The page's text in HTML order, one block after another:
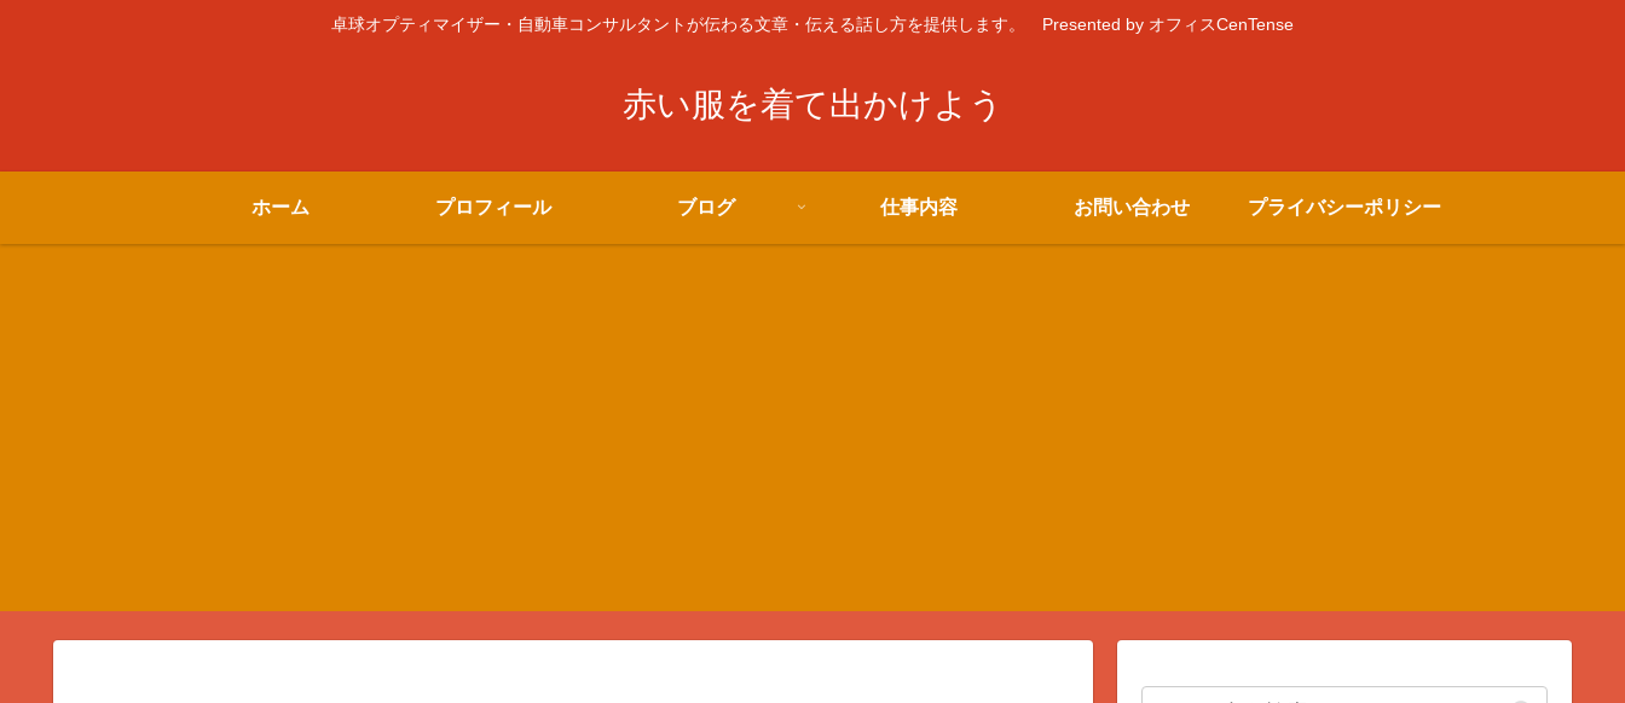
卓球オプティマイザー・自動車コンサルタントが伝わる文章・伝える話し方を提供します。 Presented by オフィスCenTense
赤い服を着て出かけよう
ホーム プロフィール ブログ 仕事内容 お問い合わせ プライバシーポリシー